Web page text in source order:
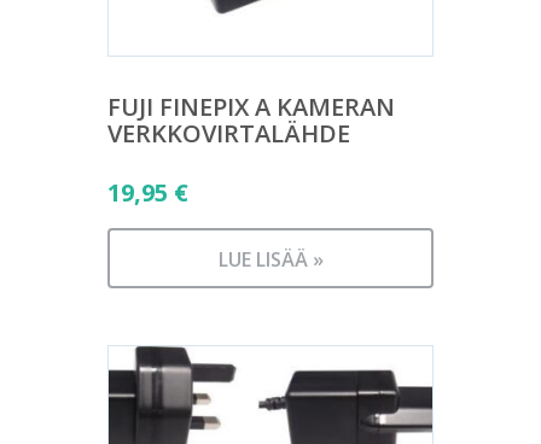
FUJI FINEPIX A KAMERAN
VERKKOVIRTALÄHDE
19,95 €
LUE LISÄÄ »